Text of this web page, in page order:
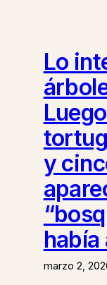
Lo
y
había
marzo 2,